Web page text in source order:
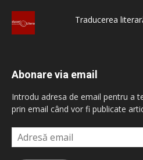
Traducerea
Abonare via email
Introdu adresa de email pentru a
prin email când vor fi publicate
Adresă
email